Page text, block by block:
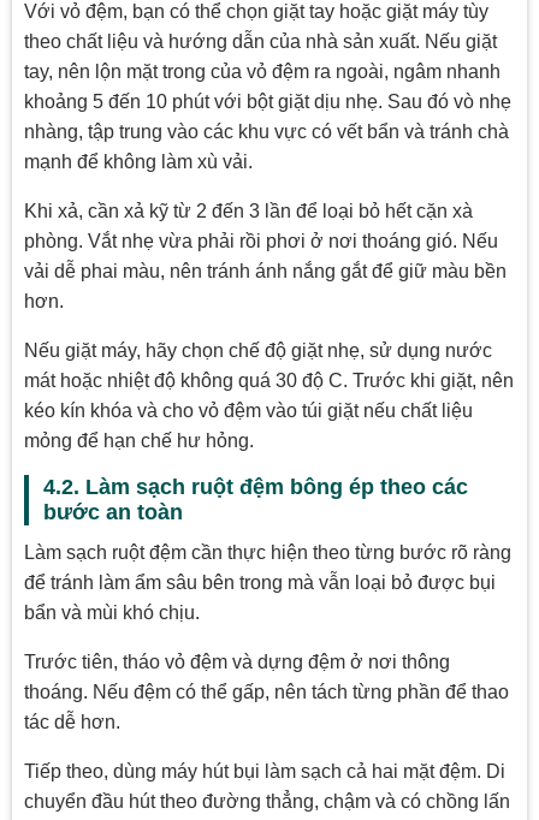
Với vỏ đệm, bạn có thể chọn giặt tay hoặc giặt máy tùy
theo chất liệu và hướng dẫn của nhà sản xuất. Nếu giặt
tay, nên lộn mặt trong của vỏ đệm ra ngoài, ngâm nhanh
khoảng 5 đến 10 phút với bột giặt dịu nhẹ. Sau đó vò nhẹ
nhàng, tập trung vào các khu vực có vết bẩn và tránh chà
mạnh để không làm xù vải.
Khi xả, cần xả kỹ từ 2 đến 3 lần để loại bỏ hết cặn xà
phòng. Vắt nhẹ vừa phải rồi phơi ở nơi thoáng gió. Nếu
vải dễ phai màu, nên tránh ánh nắng gắt để giữ màu bền
hơn.
Nếu giặt máy, hãy chọn chế độ giặt nhẹ, sử dụng nước
mát hoặc nhiệt độ không quá 30 độ C. Trước khi giặt, nên
kéo kín khóa và cho vỏ đệm vào túi giặt nếu chất liệu
mỏng để hạn chế hư hỏng.
4.2. Làm sạch ruột đệm bông ép theo các
bước an toàn
Làm sạch ruột đệm cần thực hiện theo từng bước rõ ràng
để tránh làm ẩm sâu bên trong mà vẫn loại bỏ được bụi
bẩn và mùi khó chịu.
Trước tiên, tháo vỏ đệm và dựng đệm ở nơi thông
thoáng. Nếu đệm có thể gấp, nên tách từng phần để thao
tác dễ hơn.
Tiếp theo, dùng máy hút bụi làm sạch cả hai mặt đệm. Di
chuyển đầu hút theo đường thẳng, chậm và có chồng lấn